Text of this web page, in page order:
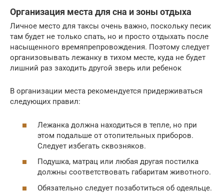
Организация места для сна и зоны отдыха
Личное место для таксы очень важно, поскольку песик
там будет не только спать, но и просто отдыхать после
насыщенного времяпрепровождения. Поэтому следует
организовывать лежанку в тихом месте, куда не будет
лишний раз заходить другой зверь или ребенок
В организации места рекомендуется придерживаться
следующих правил:
Лежанка должна находиться в тепле, но при
этом подальше от отопительных приборов.
Следует избегать сквозняков.
Подушка, матрац или любая другая постилка
должны соответствовать габаритам животного.
Обязательно следует позаботиться об одеяльце.